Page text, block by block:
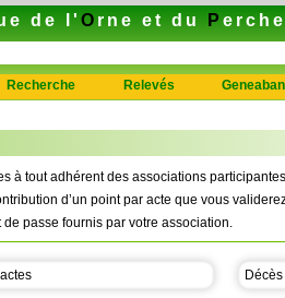
de l' O rne et du P erche
Recherche Relevés
à tout adhérent des associations
d’un point par acte que vous
passe fournis par votre association.
actes Décès